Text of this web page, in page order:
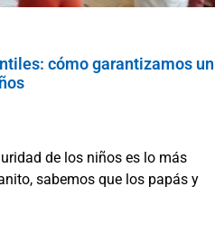
cómo garantizamos un
de los niños es lo más
sabemos que los papás y